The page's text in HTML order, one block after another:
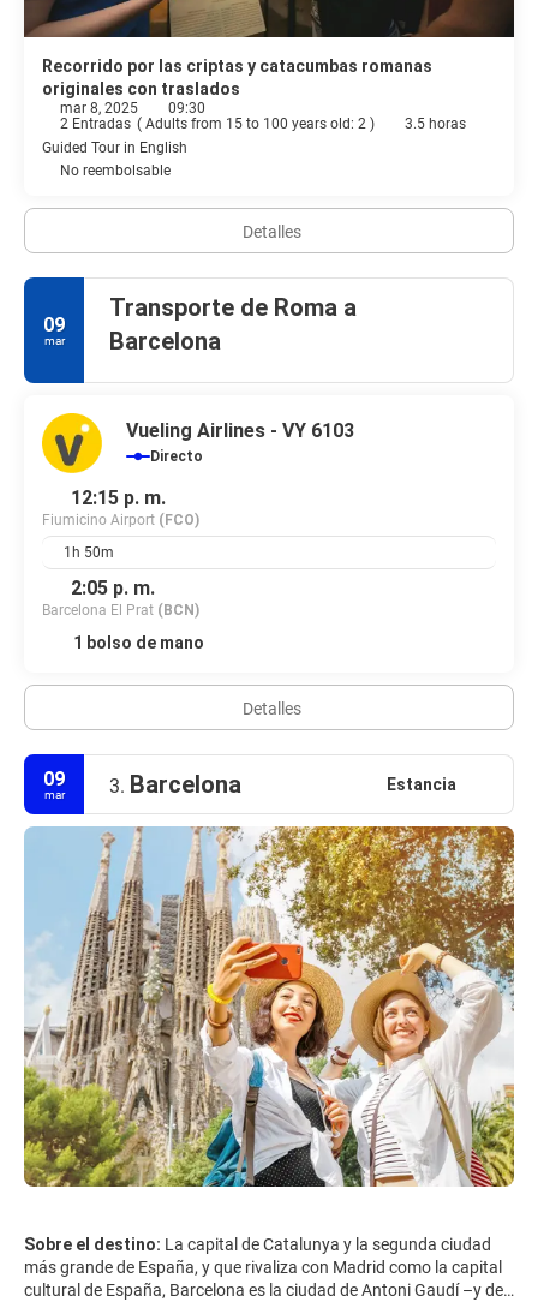
Recorrido por las criptas y catacumbas romanas
originales con traslados
mar 8, 2025
09:30
2 Entradas ( Adults from 15 to 100 years old: 2 )
3.5 horas
Guided Tour in English
No reembolsable
Detalles
09
mar
Transporte de Roma a
Barcelona
Vueling Airlines - VY 6103
Directo
12:15 p. m.
Fiumicino Airport (FCO)
1h 50m
2:05 p. m.
Barcelona El Prat (BCN)
1 bolso de mano
Detalles
09
mar 3. Barcelona Estancia
Sobre el destino: La capital de Catalunya y la segunda ciudad
más grande de España, y que rivaliza con Madrid como la capital
cultural de España, Barcelona es la ciudad de Antoni Gaudí –y de